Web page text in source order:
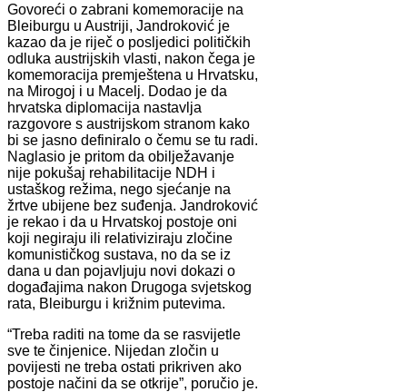
Govoreći o zabrani komemoracije na
Bleiburgu u Austriji, Jandroković je
kazao da je riječ o posljedici političkih
odluka austrijskih vlasti, nakon čega je
komemoracija premještena u Hrvatsku,
na Mirogoj i u Macelj. Dodao je da
hrvatska diplomacija nastavlja
razgovore s austrijskom stranom kako
bi se jasno definiralo o čemu se tu radi.
Naglasio je pritom da obilježavanje
nije pokušaj rehabilitacije NDH i
ustaškog režima, nego sjećanje na
žrtve ubijene bez suđenja. Jandroković
je rekao i da u Hrvatskoj postoje oni
koji negiraju ili relativiziraju zločine
komunističkog sustava, no da se iz
dana u dan pojavljuju novi dokazi o
događajima nakon Drugoga svjetskog
rata, Bleiburgu i križnim putevima.
“Treba raditi na tome da se rasvijetle
sve te činjenice. Nijedan zločin u
povijesti ne treba ostati prikriven ako
postoje načini da se otkrije”, poručio je.